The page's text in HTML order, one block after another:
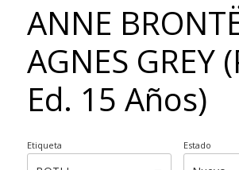
ANNE
AGNES GREY
Ed. 15 Años)
Etiqueta Estado